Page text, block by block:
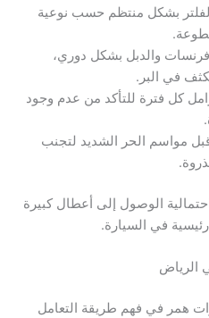
بشكل منتظم حسب نوعية
والدبل بشكل دوري،
في البر.
كل فترة للتأكد من عدم وجود
مواسم الحر الشديد لتجنب
الوصول إلى أعطال كبيرة
في السيارة.
الرياض
همر في فهم طريقة التعامل